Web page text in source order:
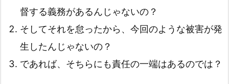
督する義務があるんじゃないの？
そしてそれを怠ったから、今回のような被害が発
生したんじゃないの？
であれば、そちらにも責任の一端はあるのでは？